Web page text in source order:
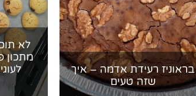
בראוניז רעידת אדמה – איך
שזה טעים
לא
מתכון